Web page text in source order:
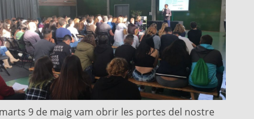
9 de maig vam obrir les portes del nostre